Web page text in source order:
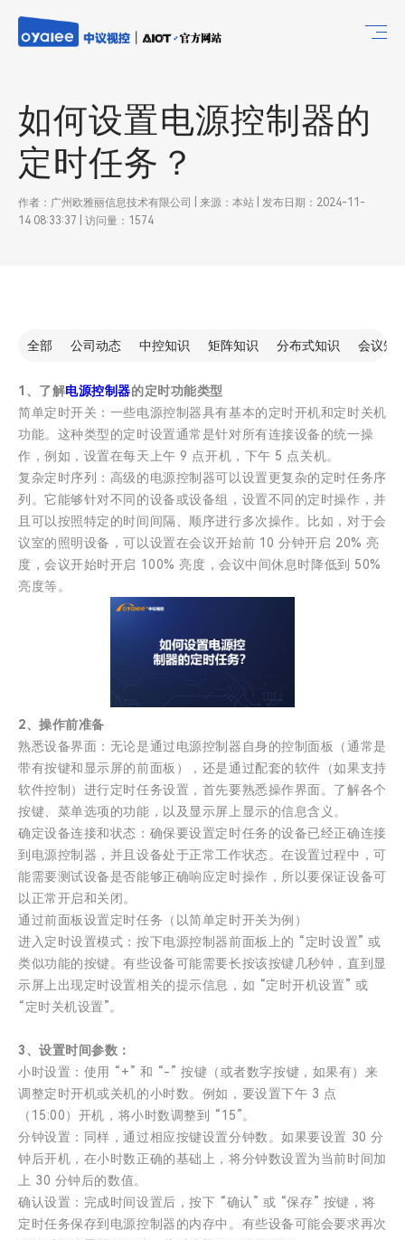
如何设置电源控制器的
定时任务？
作者：广州欧雅丽信息技术有限公司 | 来源：本站 | 发布日期：2024-11-
14 08:33:37 | 访问量：1574
全部 公司动态 中控知识 矩阵知识 分布式知识 会议知
1、了解电源控制器的定时功能类型
简单定时开关：一些电源控制器具有基本的定时开机和定时关机
功能。这种类型的定时设置通常是针对所有连接设备的统一操
作，例如，设置在每天上午 9 点开机，下午 5 点关机。
复杂定时序列：高级的电源控制器可以设置更复杂的定时任务序
列。它能够针对不同的设备或设备组，设置不同的定时操作，并
且可以按照特定的时间间隔、顺序进行多次操作。比如，对于会
议室的照明设备，可以设置在会议开始前 10 分钟开启 20% 亮
度，会议开始时开启 100% 亮度，会议中间休息时降低到 50%
亮度等。
2、操作前准备
熟悉设备界面：无论是通过电源控制器自身的控制面板（通常是
带有按键和显示屏的前面板），还是通过配套的软件（如果支持
软件控制）进行定时任务设置，首先要熟悉操作界面。了解各个
按键、菜单选项的功能，以及显示屏上显示的信息含义。
确定设备连接和状态：确保要设置定时任务的设备已经正确连接
到电源控制器，并且设备处于正常工作状态。在设置过程中，可
能需要测试设备是否能够正确响应定时操作，所以要保证设备可
以正常开启和关闭。
通过前面板设置定时任务（以简单定时开关为例）
进入定时设置模式：按下电源控制器前面板上的 “定时设置” 或
类似功能的按键。有些设备可能需要长按该按键几秒钟，直到显
示屏上出现定时设置相关的提示信息，如 “定时开机设置” 或
“定时关机设置”。
3、设置时间参数：
小时设置：使用 “+” 和 “-” 按键（或者数字按键，如果有）来
调整定时开机或关机的小时数。例如，要设置下午 3 点
（15:00）开机，将小时数调整到 “15”。
分钟设置：同样，通过相应按键设置分钟数。如果要设置 30 分
钟后开机，在小时数正确的基础上，将分钟数设置为当前时间加
上 30 分钟后的数值。
确认设置：完成时间设置后，按下 “确认” 或 “保存” 按键，将
定时任务保存到电源控制器的内存中。有些设备可能会要求再次